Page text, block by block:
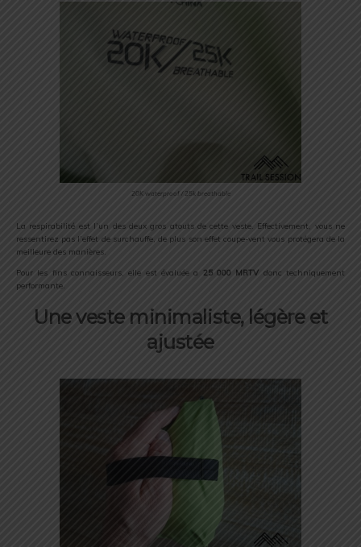
20K waterproof / 25k breathable
La respirabilité est l’un des deux gros atouts de cette veste. Effectivement, vous ne
ressentirez pas l’effet de surchauffe, de plus son effet coupe-vent vous protégera de la
meilleure des manières.
Pour les fins connaisseurs, elle est évaluée a
25 000 MRTV donc techniquement
performante.
Une veste minimaliste, légère et
ajustée